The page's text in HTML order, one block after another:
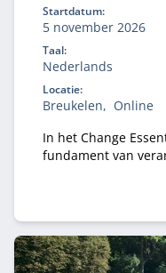
Startdatum:
5 november 2026
Taal:
Nederlands
Locatie:
Breukelen
Online
In het Change
fundament van